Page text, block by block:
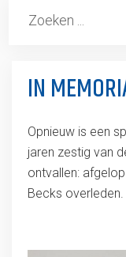
IN
Opnieuw is een
jaren zestig van
ontvallen:
Becks overleden.